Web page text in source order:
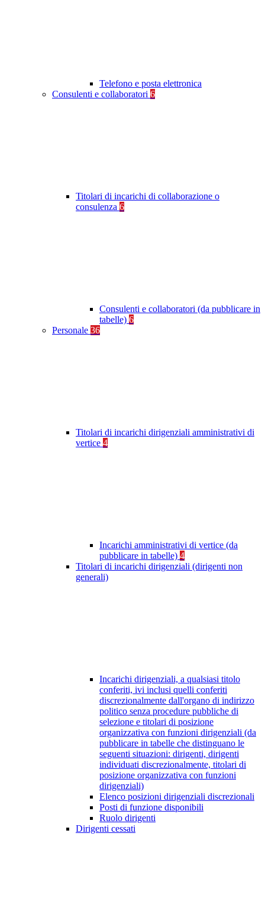
Telefono e posta elettronica
Consulenti e collaboratori 6
Titolari di incarichi di collaborazione o
consulenza 6
Consulenti e collaboratori (da pubblicare in
tabelle) 6
Personale 36
Titolari di incarichi dirigenziali amministrativi di
vertice 4
Incarichi amministrativi di vertice (da
pubblicare in tabelle) 4
Titolari di incarichi dirigenziali (dirigenti non
generali)
Incarichi dirigenziali, a qualsiasi titolo
conferiti, ivi inclusi quelli conferiti
discrezionalmente dall'organo di indirizzo
politico senza procedure pubbliche di
selezione e titolari di posizione
organizzativa con funzioni dirigenziali (da
pubblicare in tabelle che distinguano le
seguenti situazioni: dirigenti, dirigenti
individuati discrezionalmente, titolari di
posizione organizzativa con funzioni
dirigenziali)
Elenco posizioni dirigenziali discrezionali
Posti di funzione disponibili
Ruolo dirigenti
Dirigenti cessati